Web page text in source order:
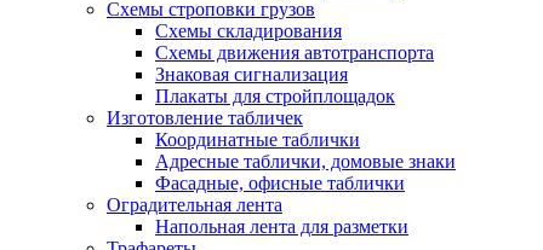
Схемы строповки грузов
Схемы складирования
Схемы движения автотранспорта
Знаковая сигнализация
Плакаты для стройплощадок
Изготовление табличек
Координатные таблички
Адресные таблички, домовые знаки
Фасадные, офисные таблички
Оградительная лента
Напольная лента для разметки